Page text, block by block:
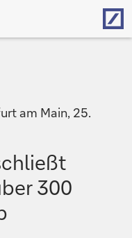
am Main, 25.
300